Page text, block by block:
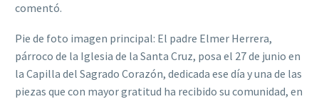
comentó.
Pie de foto imagen principal: El padre Elmer Herrera,
párroco de la Iglesia de la Santa Cruz, posa el 27 de junio en
la Capilla del Sagrado Corazón, dedicada ese día y una de las
piezas que con mayor gratitud ha recibido su comunidad, en